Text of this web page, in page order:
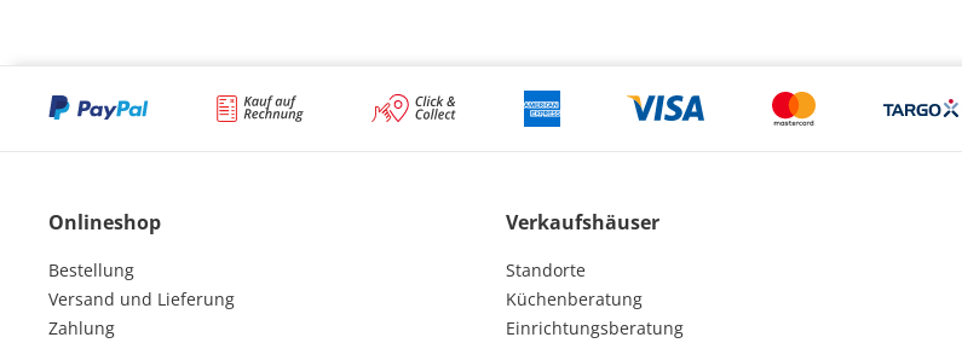
Onlineshop
Bestellung
Versand und Lieferung
Zahlung
Verkaufshäuser
Standorte
Küchenberatung
Einrichtungsberatung